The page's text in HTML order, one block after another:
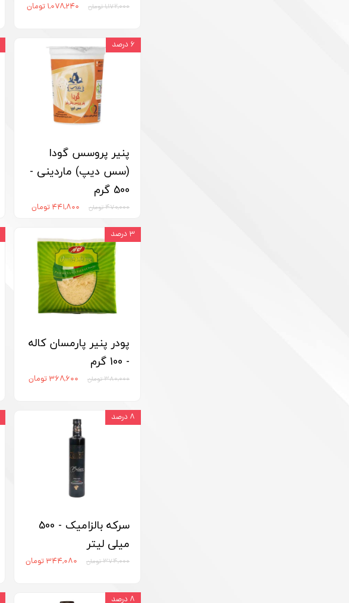
۱,۱۷۲,۰۰۰ تومان ۱,۰۷۸,۲۴۰ تومان
پنیر پروسس گودا
(سس دیپ) ماردینی -
500 گرم
۴۷۰,۰۰۰ تومان ۴۴۱,۸۰۰ تومان
۶ درصد
پودر پنیر پارمسان کاله
- 100 گرم
۳۸۰,۰۰۰ تومان ۳۶۸,۶۰۰ تومان
۳ درصد
سرکه بالزامیک - 500
میلی لیتر
۳۷۴,۰۰۰ تومان ۳۴۴,۰۸۰ تومان
۸ درصد
۸ درصد